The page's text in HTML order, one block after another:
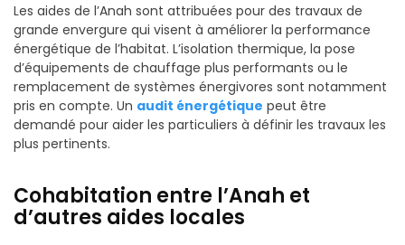
Les aides de l’Anah sont attribuées pour des travaux de
grande envergure qui visent à améliorer la performance
énergétique de l’habitat. L’isolation thermique, la pose
d’équipements de chauffage plus performants ou le
remplacement de systèmes énergivores sont notamment
pris en compte. Un audit énergétique peut être
demandé pour aider les particuliers à définir les travaux les
plus pertinents.
Cohabitation entre l’Anah et
d’autres aides locales